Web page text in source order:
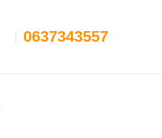
0637343557